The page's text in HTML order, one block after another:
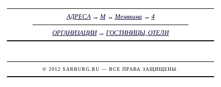
АДРЕСА→ М→ Менякина → 4
ОРГАНИЗАЦИИ→ ГОСТИНИЦЫ, ОТЕЛИ
© 2012 SARBURG.RU — ВСЕ ПРАВА ЗАЩИЩЕНЫ.